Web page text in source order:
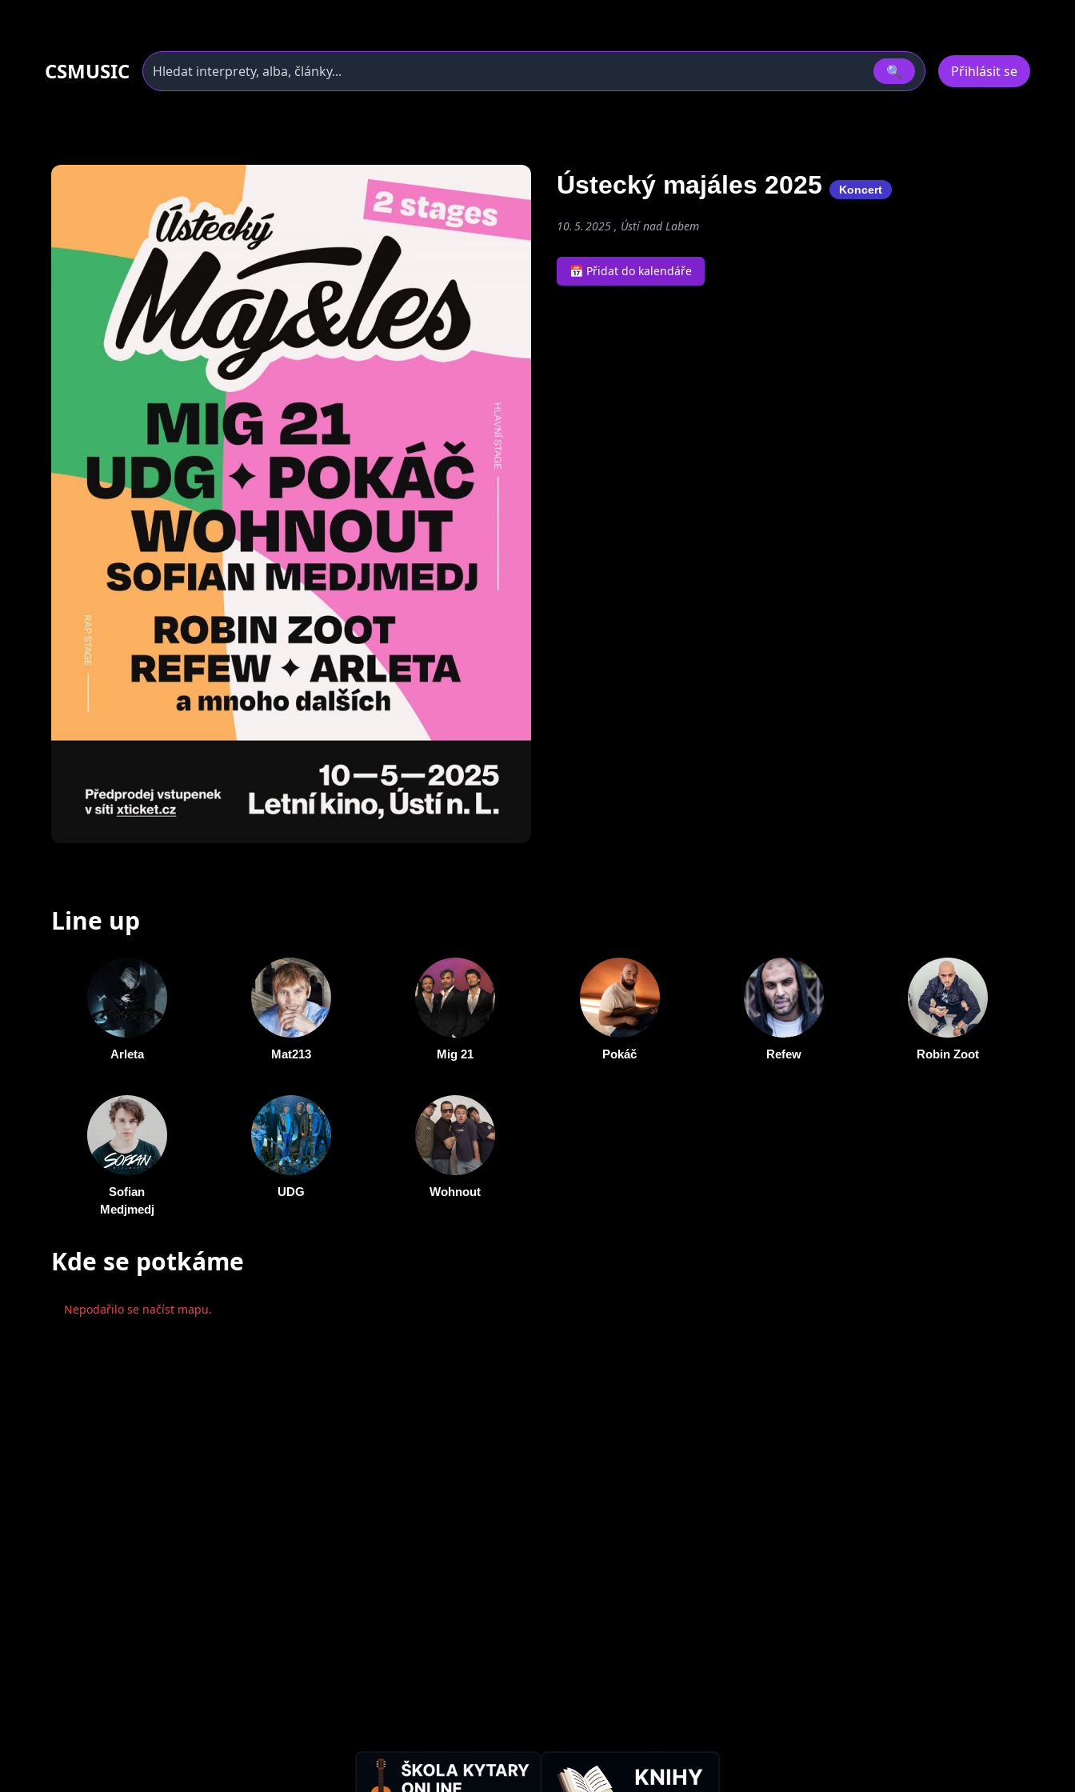
CSMUSIC 🔍 Přihlásit se
Ústecký majáles 2025 Koncert
10. 5. 2025 , Ústí nad Labem
📅 Přidat do kalendáře
Line up
Arleta Mat213 Mig 21 Pokáč Refew Robin Zoot
Sofian
Medjmedj
UDG Wohnout
Kde se potkáme
Nepodařilo se načíst mapu.